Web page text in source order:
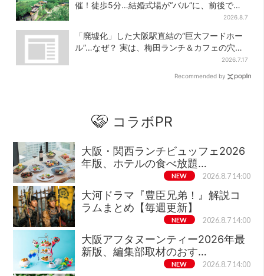
催！徒歩5分…結婚式場が“バル”に、前後で食
2026.8.7
「廃墟化」した大阪駅直結の“巨大フードホー
ル”…なぜ？ 実は、梅田ランチ＆カフェの穴場
2026.7.17
Recommended by
コラボPR
大阪・関西ランチビュッフェ2026
年版、ホテルの食べ放題…
NEW 2026.8.7 14:00
大河ドラマ『豊臣兄弟！』解説コ
ラムまとめ【毎週更新】
NEW 2026.8.7 14:00
大阪アフタヌーンティー2026年最
新版、編集部取材のおす…
NEW 2026.8.7 14:00